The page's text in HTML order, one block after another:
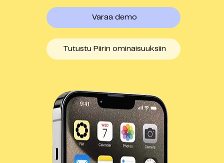
Varaa demo
Tutustu Piirin ominaisuuksiin